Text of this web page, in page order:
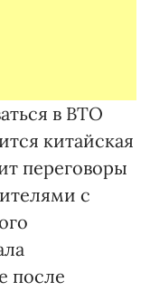
в ВТО
китайская
переговоры
с
после